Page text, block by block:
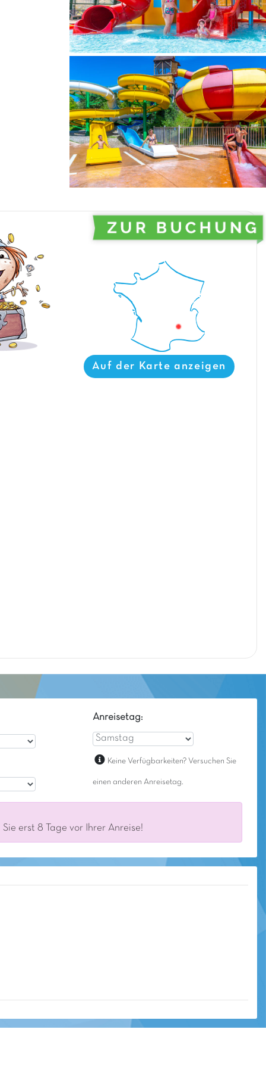
Auf der Karte anzeigen
Anreisetag:
Keine Verfügbarkeiten? Versuchen Sie
einen anderen Anreisetag.
erst 8 Tage vor Ihrer Anreise!